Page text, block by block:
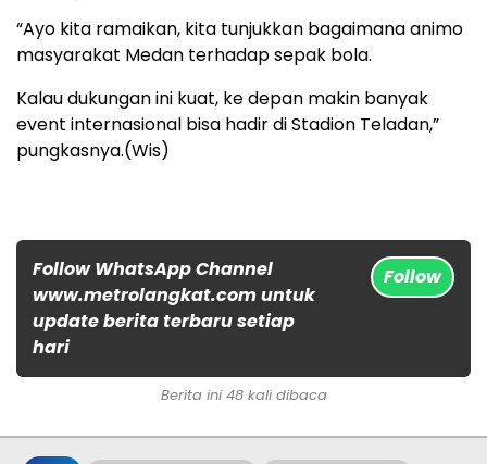
“Ayo kita ramaikan, kita tunjukkan bagaimana animo
masyarakat Medan terhadap sepak bola.
Kalau dukungan ini kuat, ke depan makin banyak
event internasional bisa hadir di Stadion Teladan,”
pungkasnya.(Wis)
Follow WhatsApp Channel
www.metrolangkat.com untuk
update berita terbaru setiap
hari
Follow
Berita ini 48 kali dibaca